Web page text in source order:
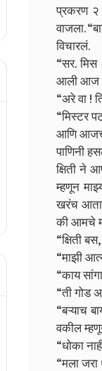
प्रकरण २
वाजला.
विचारलं.
“सर.
आली आज
“अरे वा !
“मिस्टर
आणि
पाणिनी
क्षिती ने
म्हणून
खरंच आता
की आमचे
“क्षिती
“माझी
“काय
“ती गोड
“बऱ्याच
वकील
“धोका
“मला